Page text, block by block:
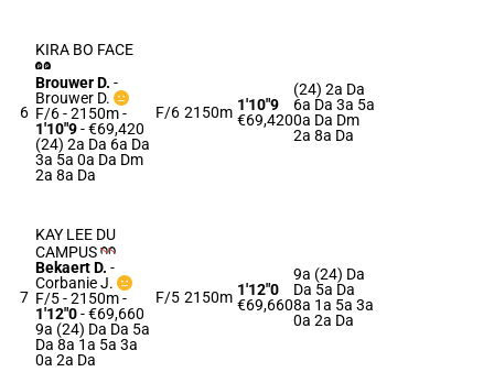
6
KIRA BO FACE
Brouwer D. -
Brouwer D.
F/6 - 2150m-
1'10"9- €69,420
(24) 2a Da 6a Da
3a 5a 0a Da Dm
2a 8a Da
F/6 2150m 1'10"9
€69,420
(24) 2a Da
6a Da 3a 5a
0a Da Dm
2a 8a Da
7
KAY LEE DU
CAMPUS
Bekaert D. -
Corbanie J.
F/5 - 2150m-
1'12"0- €69,660
9a (24) Da Da 5a
Da 8a 1a 5a 3a
0a 2a Da
F/5 2150m 1'12"0
€69,660
9a (24) Da
Da 5a Da
8a 1a 5a 3a
0a 2a Da